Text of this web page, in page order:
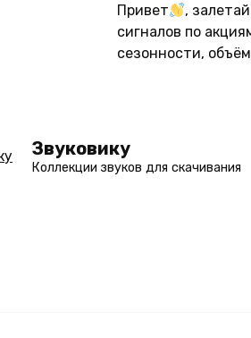
Привет ,
сигналов по
сезонности,
Звуковику
Коллекции звуков для скачивания